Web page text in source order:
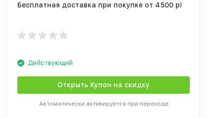
Бесплатная доставка при покупке от 4500 р!
Действующий
Открыть Купон на скидку
Автоматически активируется при переходе